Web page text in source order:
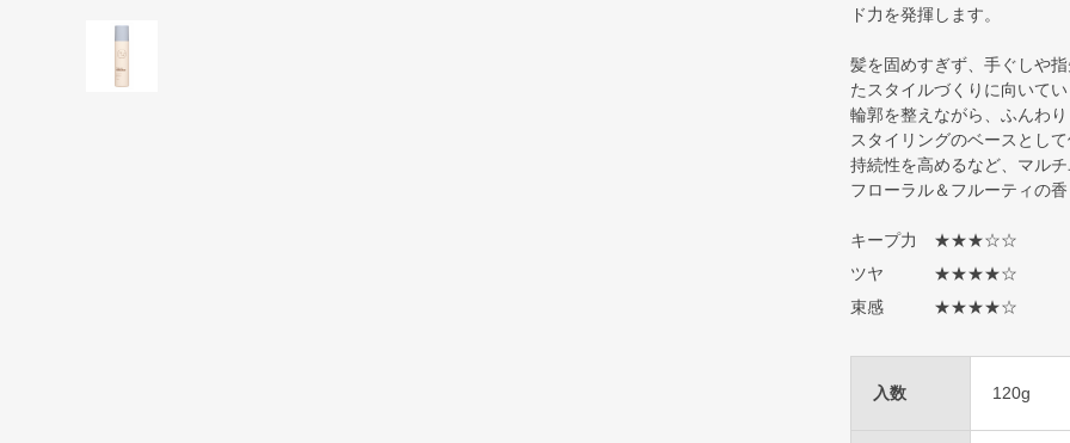
ド力を発揮します。
髪を固めすぎず、手ぐしや
たスタイルづくりに向いて
輪郭を整えながら、ふんわ
スタイリングのベースとし
持続性を高めるなど、マル
フローラル＆フルーティの
キープ力 ★★★☆☆
ツヤ ★★★★☆
束感 ★★★★☆
入数 120g